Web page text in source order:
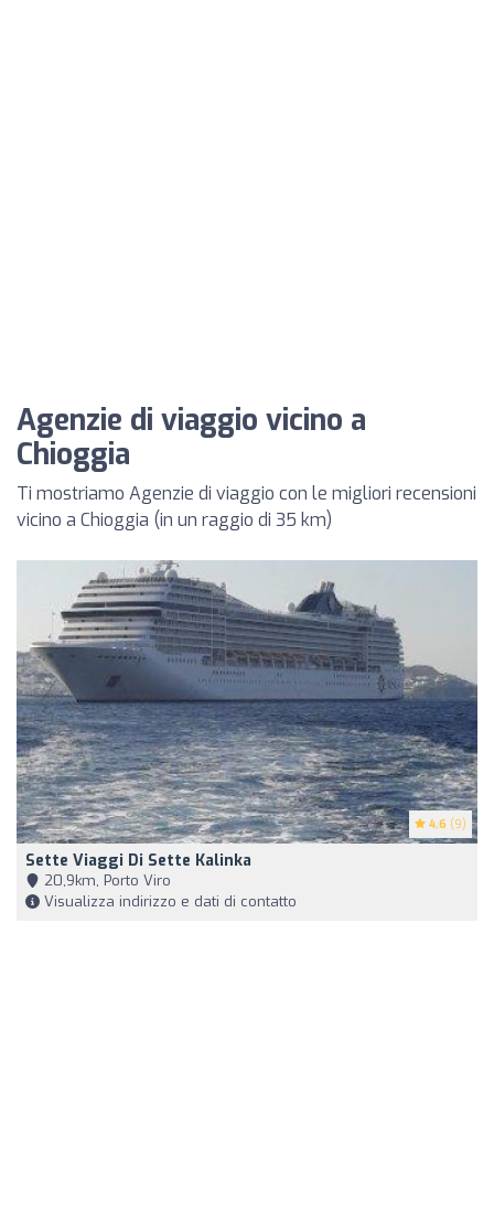
Agenzie di viaggio vicino a
Chioggia
Ti mostriamo Agenzie di viaggio con le migliori recensioni
vicino a Chioggia (in un raggio di 35 km)
4.6 (9)
Sette Viaggi Di Sette Kalinka
20,9km, Porto Viro
Visualizza indirizzo e dati di contatto